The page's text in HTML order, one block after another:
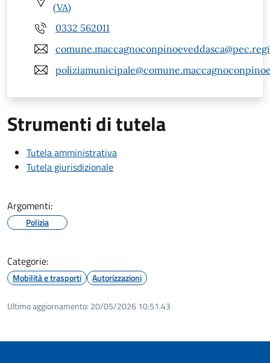
(VA)
0332 562011
Strumenti di tutela
Tutela amministrativa
Tutela giurisdizionale
Argomenti:
Polizia
Categorie:
Mobilità e trasporti Autorizzazioni
Ultimo aggiornamento: 20/05/2026 10:51.43